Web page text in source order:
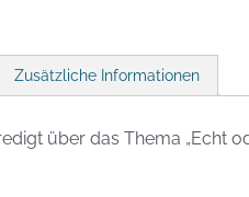
Zusätzliche Informationen
über das Thema „Echt